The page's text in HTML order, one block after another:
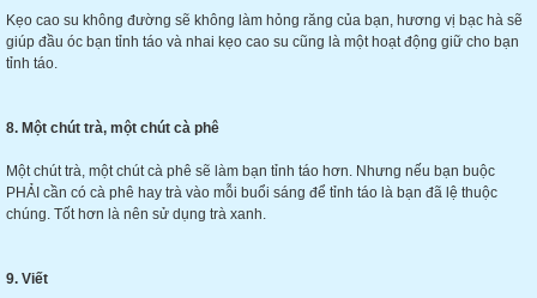
Kẹo cao su không đường sẽ không làm hỏng răng của bạn, hương vị bạc hà sẽ
giúp đầu óc bạn tỉnh táo và nhai kẹo cao su cũng là một hoạt động giữ cho bạn
tỉnh táo.
8. Một chút trà, một chút cà phê
Một chút trà, một chút cà phê sẽ làm bạn tỉnh táo hơn. Nhưng nếu bạn buộc
PHẢI cần có cà phê hay trà vào mỗi buổi sáng để tỉnh táo là bạn đã lệ thuộc
chúng. Tốt hơn là nên sử dụng trà xanh.
9. Viết